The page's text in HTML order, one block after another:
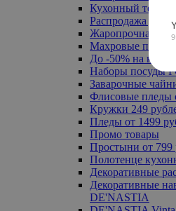
Кухонный
Распродажа до -
Жаропрочная
Махровые
До -50% на ковры
Наборы посуды
Заварочные
Флисовые пледы
Кружки 249
Пледы от 1499
Промо товары
Простыни от 799
Полотенце
Декоративные
Декоративные
DE'NASTIA